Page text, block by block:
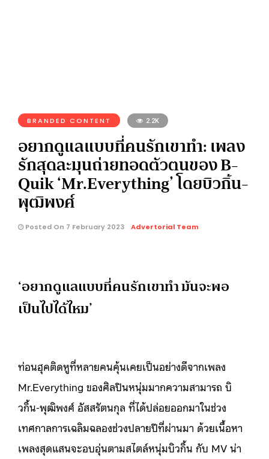
BRANDED CONTENT 2.2K
อยากดูแลแบบที่คนรักเขาทำ: เพลง
รักสุดละมุนถ่ายทอดตัวตนของ B-
Quik ‘Mr.Everything’ โดยบิวกิ้น-
พุฒิพงศ์
Posted On 7 February 2023 Advertorial Team
‘อยากดูแลแบบที่คนรักเขาทำ มันจะพอ
เป็นไปได้ไหม’
ท่อนฮุคติดหูที่หลายคนคุ้นเคยเป็นอย่างดีจากเพลง
Mr.Everything ของศิลปินหนุ่มมากความสามารถ บิ
วกิ้น-พุฒิพงศ์ อัสสรัตนกุล ที่ได้ปล่อยออกมาในช่วง
เทศกาลการเฉลิมฉลองช่วงปลายปีที่ผ่านมา ด้วยเนื้อหา
เพลงสุดแสนจะอบอุ่นตามสไตล์หนุ่มบิวกิ้น กับ MV น่า